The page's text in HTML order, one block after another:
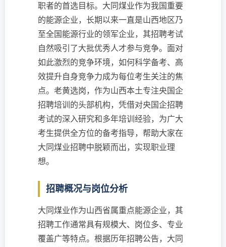
职者的首选目标。大同煤业作为我国重要
的能源企业，长期以来一直是山西地区乃
至全国能源行业的领军企业，其招聘考试
自然吸引了大批优秀人才参与竞争。面对
如此激烈的竞争环境，如何科学备考、高
效提升自身竞争力成为每位考生关注的焦
点。老黄选岗，作为山西本土专注央国企
招聘培训的头部机构，凭借对央国企招聘
考试的深入研究和多年培训经验，为广大
考生提供全方位的备考指导，帮助大家在
大同煤业招聘中脱颖而出，实现职业理
想。
招聘概况与岗位分析
大同煤业作为山西省属重点能源企业，其
招聘工作通常具有规模大、岗位多、专业
覆盖广等特点。根据历年招聘公告，大同